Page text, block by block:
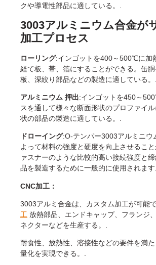
クや導電性部品に適している。.
3003アルミニウム合金が
加工プロセス
ローリング:インゴットを400～500℃に加
経て板、帯、箔にすることができる。缶
板、深絞り部品などの製造に適している。.
アルミニウム 押出:インゴットを450～
スを通して様々な断面形状のプロファイ
状の部品の製造に適している。.
ドローイング:O-テンパー3003アルミニウ
よって材料の強度と硬度を向上させるこ
ァスナーのような比較的高い接続強度と
品を製造するために一般的に使用されます
CNC加工：
3003アルミ合金は、カスタム加工が可能
工 放熱部品、エンドキャップ、フランジ
ネクターなどを生産する。.
耐食性、放熱性、溶接性などの要件を満
量化を実現できる。.